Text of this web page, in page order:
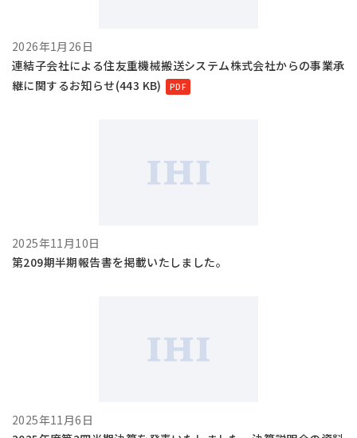
2026年1月26日
連結子会社による住友重機械搬送システム株式会社からの事業承
継に関するお知らせ(443 KB)
2025年11月10日
第209期半期報告書を掲載いたしました。
2025年11月6日